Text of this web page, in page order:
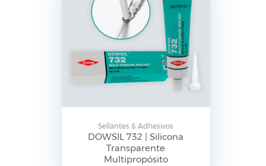
Sellantes & Adhesivos
DOWSIL 732 | Silicona
Transparente
Multipropósito